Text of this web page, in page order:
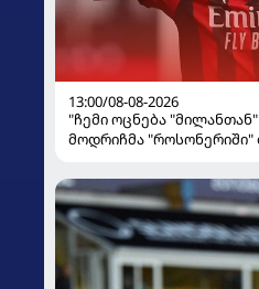
13:00/08-08-2026
"ჩემი ოცნება
მოდრიჩმა "როსონერიში"